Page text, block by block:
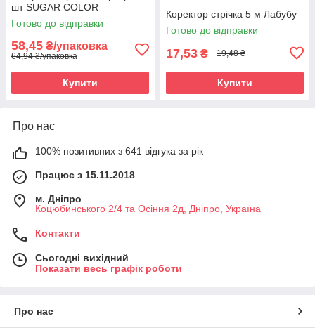
шт SUGAR COLOR
Готово до відправки
58,45 ₴/упаковка
64,94 ₴/упаковка
Купити
Коректор стрічка 5 м Лабубу
Готово до відправки
17,53 ₴ 19,48 ₴
Купити
Про нас
100% позитивних з 641 відгука за рік
Працює з 15.11.2018
м. Дніпро
Коцюбинського 2/4 та Осіння 2д, Дніпро, Україна
Контакти
Сьогодні вихідний
Показати весь графік роботи
Про нас